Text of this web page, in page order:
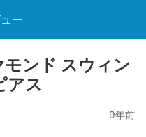
ー
ンド スウィン
アス
9年前